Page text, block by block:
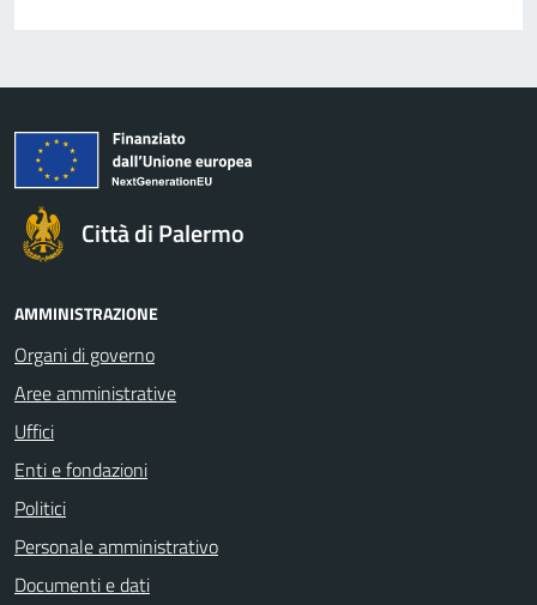
Città di Palermo
AMMINISTRAZIONE
Organi di governo
Aree amministrative
Uffici
Enti e fondazioni
Politici
Personale amministrativo
Documenti e dati